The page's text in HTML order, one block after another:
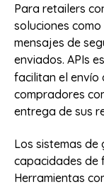
Para retailers
soluciones
mensajes de
enviados. APIs
facilitan el envío
compradores
entrega de sus
Los sistemas de
capacidades de
Herramientas